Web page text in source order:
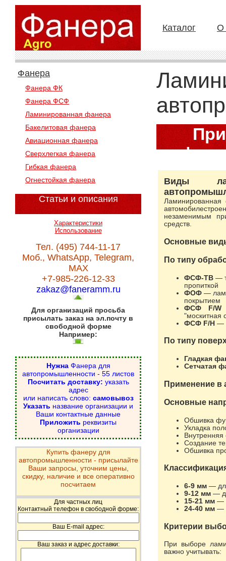
Каталог О
Фанера
Фанера ФК
Фанера ФСФ
Ламинированная фанера
Бакелитовая фанера
Авиационная фанера
Сверхлегкая фанера
Гибкая фанера
Огнестойкая фанера
Статьи и описания
Характеристики
Использование
Тел. (495) 744-11-17
Моб., WhatsApp, Telegram,
MAX
+7-985-226-12-33
zakaz@faneramm.ru
Для организаций просьба
присылать заказ на эл.почту в
свободной форме
Например:
НужнаФанера для
автопромышленности - 55 листов
Посчитать доставку: указать
адрес
или написать слово: самовывоз
Указать название организации и
Ваши контактные данные
Приложить реквизиты
организации
Купить фанеру для
автопромышленности - присылайте
Ваши запросы, уточним цены,
скидку, наличие и все оперативно
посчитаем
Для частных лиц
Контактный телефон в свободной форме:
Ваш E-mail адрес:
Ваш заказ и адрес доставки:
Виды
незаменимым
средств.
Основные
По типу
ФСФ-ТВ —
пропиткой
ФОФ —
покрытием
ФСФ F/W
"москитная
ФСФ F/H —
По типу
Гладкая
Сетчатая
Применение в
Основные
Обшивка
Укладка
Внутренняя
Создание
Обшивка
6-9 мм —
9-12 мм —
15-21 мм —
24-40 мм —
Критерии
При выборе
важно учитывать: